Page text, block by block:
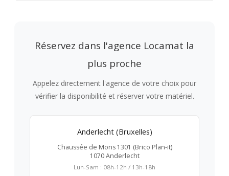
Réservez dans l'agence Locamat la
plus proche
Appelez directement l'agence de votre choix pour
vérifier la disponibilité et réserver votre matériel.
Anderlecht (Bruxelles)
Chaussée de Mons 1301 (Brico Plan-it)
1070 Anderlecht
Lun-Sam : 08h-12h / 13h-18h